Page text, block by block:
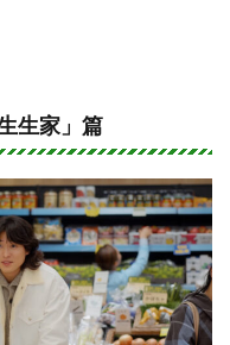
生家」篇